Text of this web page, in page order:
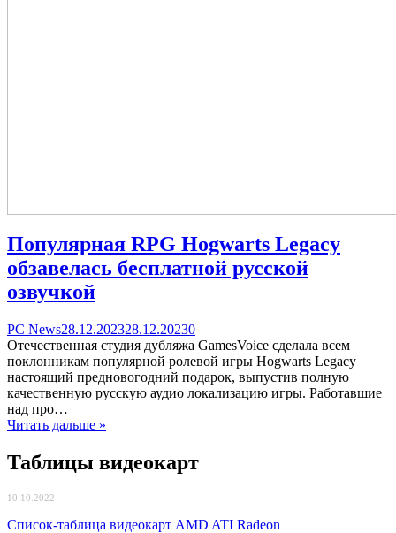
Популярная RPG Hogwarts Legacy
обзавелась бесплатной русской
озвучкой
Categories
PC NewsPosted
on
28.12.202328.12.20230comments
on
Популярная
RPG
Hogwarts
озвучкой
Отечественная студия дубляжа GamesVoice сделала всем
поклонникам популярной ролевой игры Hogwarts Legacy
настоящий предновогодний подарок, выпустив полную
качественную русскую аудио локализацию игры. Работавшие
над про…
Читать дальше »
Таблицы видеокарт
10.10.2022
Список-таблица видеокарт AMD ATI Radeon